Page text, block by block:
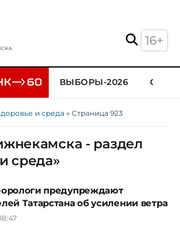
16+
ВЫБОРЫ-2026
и среда » Страница 923
- раздел
среда»
предупреждают
Татарстана об усилении ветра